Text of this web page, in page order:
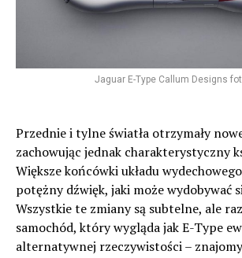
Jaguar E-Type Callum Designs
Przednie i tylne światła otrzymały
zachowując jednak charakterystyczny
Większe końcówki układu
potężny dźwięk, jaki może wydobywać
Wszystkie te zmiany są subtelne, ale
samochód, który wygląda jak E-Type
alternatywnej rzeczywistości –